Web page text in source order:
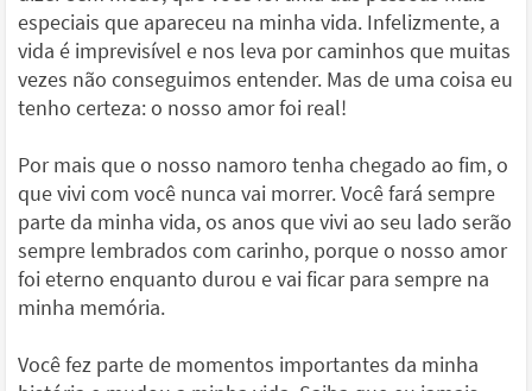
especiais que apareceu na minha vida. Infelizmente, a
vida é imprevisível e nos leva por caminhos que muitas
vezes não conseguimos entender. Mas de uma coisa eu
tenho certeza: o nosso amor foi real!
Por mais que o nosso namoro tenha chegado ao fim, o
que vivi com você nunca vai morrer. Você fará sempre
parte da minha vida, os anos que vivi ao seu lado serão
sempre lembrados com carinho, porque o nosso amor
foi eterno enquanto durou e vai ficar para sempre na
minha memória.
Você fez parte de momentos importantes da minha